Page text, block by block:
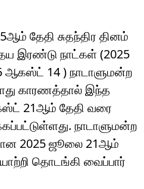
தேதி சுதந்திர தினம்
இரண்டு நாட்கள் (2025
ஆகஸ்ட் 14 ) நாடாளுமன்ற
காரணத்தால் இந்த
21ஆம் தேதி வரை
நாடாளுமன்ற
2025 ஜூலை 21ஆம்
தொடங்கி வைப்பார்